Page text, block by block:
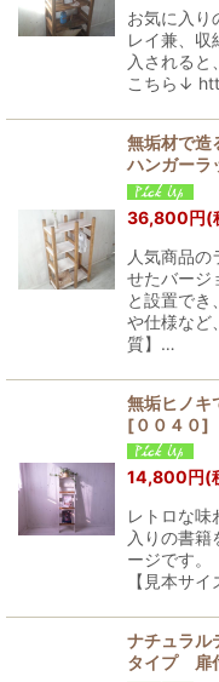
お気に入り
レイ兼、収
入される
こちら↓
無垢材で
ハンガー
36,800円(
人気商品
せたバージ
と設置でき
や仕様など
質】…
無垢ヒノ
[００４０]
14,800円(
レトロな
入りの書
ージです
【見本サ
ナチュラ
タイプ 扉